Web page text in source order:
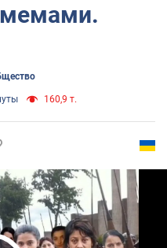
мемами.
160,9 т.